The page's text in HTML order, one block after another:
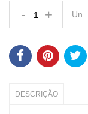
- + Un
DESCRIÇÃO